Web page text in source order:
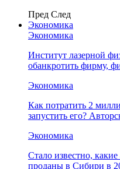
Пред След
Экономика
Экономика
Институт лазерной
обанкротить фирму,
Экономика
Как потратить 2
запустить его?
Экономика
Стало известно,
проданы в Сибири в